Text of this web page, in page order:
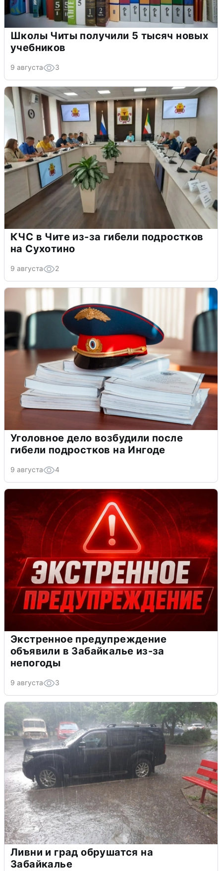
Школы Читы получили 5 тысяч новых
учебников
9 августа 3
КЧС в Чите из-за гибели подростков
на Сухотино
9 августа 2
Уголовное дело возбудили после
гибели подростков на Ингоде
9 августа 4
Экстренное предупреждение
объявили в Забайкалье из-за
непогоды
9 августа 3
Ливни и град обрушатся на
Забайкалье